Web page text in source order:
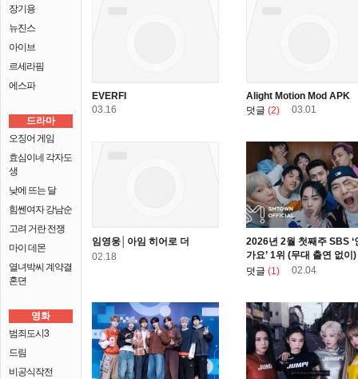
장기용
뉴진스
아이브
르세라핌
에스파
드라마
오징어 게임
효심이네 각자도
생
낮에 뜨는 달
힘쎈여자 강남순
고려 거란 전쟁
마이 데몬
열녀박씨 계약결
혼뎐
영화
범죄도시3
드림
비공식작전
EVERFI
03.16
Alight Motion Mod APK
덧글 (2) 03.01
임영웅│아임 히어로 더
02.18
2026년 2월 첫째주 SBS ‘
가요’ 1위 (무대 출연 없이)
덧글 (1) 02.04